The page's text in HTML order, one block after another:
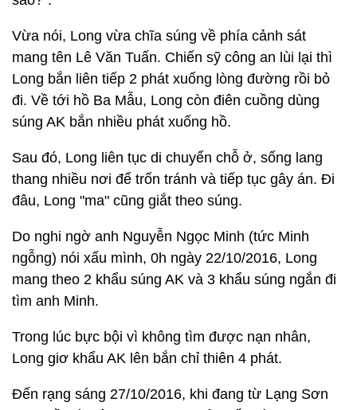
Vừa nói, Long vừa chĩa súng về phía cảnh sát
mang tên Lê Văn Tuấn. Chiến sỹ công an lùi lại thì
Long bắn liên tiếp 2 phát xuống lòng đường rồi bỏ
đi. Về tới hồ Ba Mẫu, Long còn điên cuồng dùng
súng AK bắn nhiều phát xuống hồ.
Sau đó, Long liên tục di chuyển chỗ ở, sống lang
thang nhiều nơi để trốn tránh và tiếp tục gây án. Đi
đâu, Long "ma" cũng giắt theo súng.
Do nghi ngờ anh Nguyễn Ngọc Minh (tức Minh
ngỗng) nói xấu mình, 0h ngày 22/10/2016, Long
mang theo 2 khẩu súng AK và 3 khẩu súng ngắn đi
tìm anh Minh.
Trong lúc bực bội vì không tìm được nạn nhân,
Long giơ khẩu AK lên bắn chỉ thiên 4 phát.
Đến rạng sáng 27/10/2016, khi đang từ Lạng Sơn